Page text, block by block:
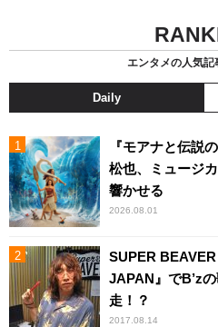
エンタメの人気記
Daily
『モアナと伝説
松也、ミュージ
響かせる
2026.08.01
SUPER
JAPAN』でB’z
走！？
2017.08.14